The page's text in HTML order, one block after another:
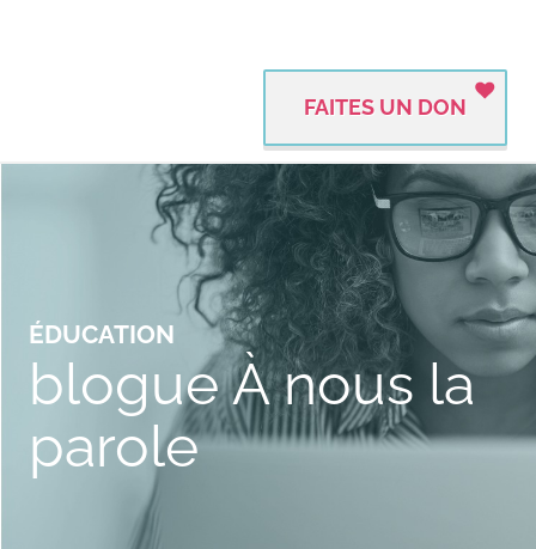
FAITES UN DON
ÉDUCATION
blogue À nous la
parole